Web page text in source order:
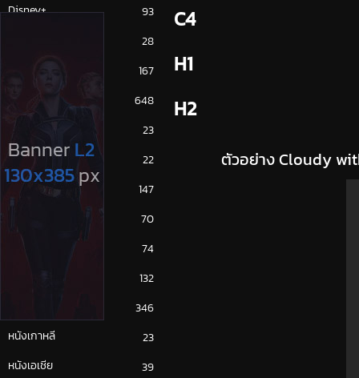
Disney+
93
28
167
NETFLIX
648
23
ซีรีย์ญี่ปุ่น
22
ซีรีย์ฝรั่ง
147
70
74
132
346
หนังเกาหลี
23
หนังเอเชีย
39
C4
H1
H2
ตัวอย่าง Cloudy